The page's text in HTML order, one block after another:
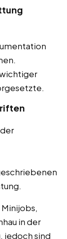
in der
jedoch sind